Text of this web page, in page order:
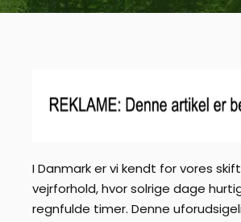
I Danmark er vi kendt for vores
vejrforhold, hvor solrige dage
regnfulde timer. Denne